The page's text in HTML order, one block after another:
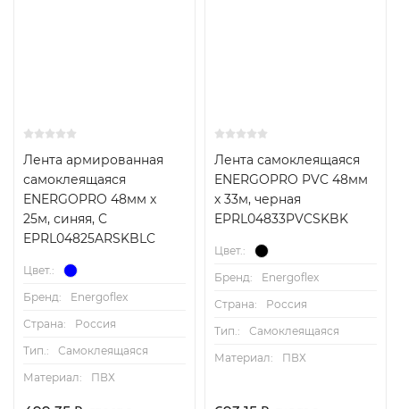
Лента армированная
самоклеящаяся
ENERGOPRO 48мм х
25м, синяя, C
EPRL04825ARSKBLC
Цвет.:
Бренд:
Energoflex
Страна:
Россия
Тип.:
Самоклеящаяся
Материал:
ПВХ
Лента самоклеящаяся
ENERGOPRO PVC 48мм
х 33м, черная
EPRL04833PVCSKBK
Цвет.:
Бренд:
Energoflex
Страна:
Россия
Тип.:
Самоклеящаяся
Материал:
ПВХ